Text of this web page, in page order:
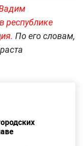
республике
По его словам,